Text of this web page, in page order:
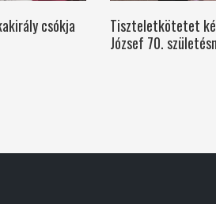
csókja
Tiszteletkötetet
József 70.